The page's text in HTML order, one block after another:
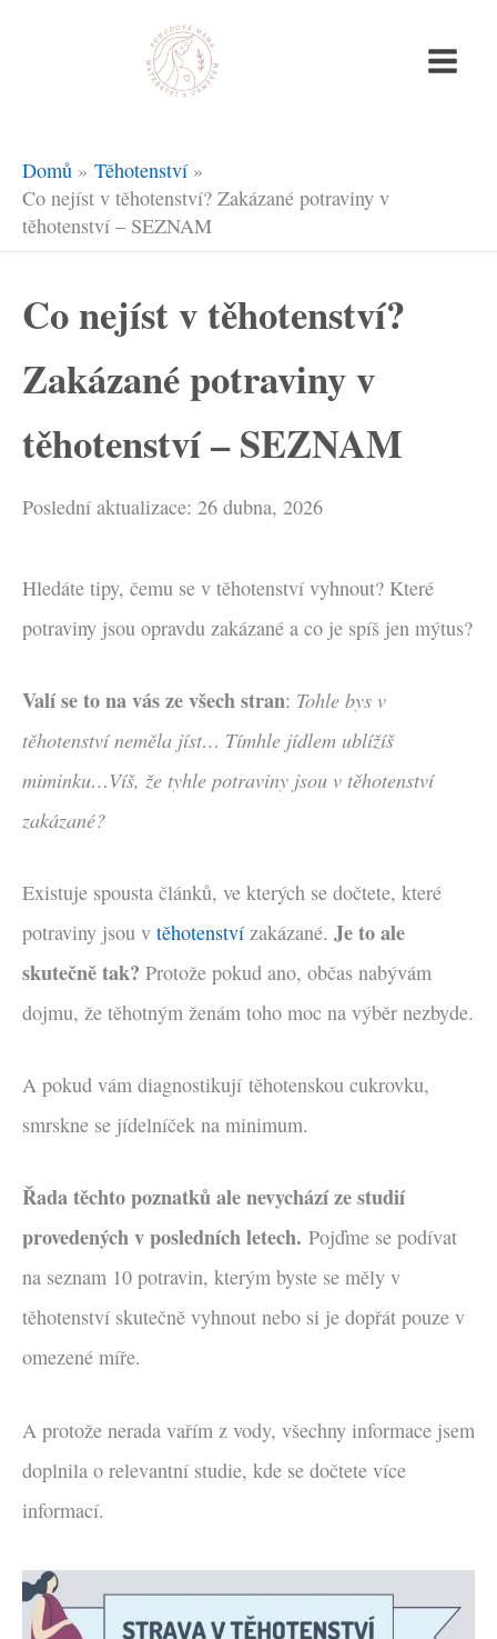
Domů
Těhotenství
Co nejíst v těhotenství? Zakázané potraviny v
těhotenství – SEZNAM
Co nejíst v těhotenství?
Zakázané potraviny v
těhotenství – SEZNAM
Poslední aktualizace: 26 dubna, 2026
Hledáte tipy, čemu se v těhotenství vyhnout? Které
potraviny jsou opravdu zakázané a co je spíš jen mýtus?
Valí se to na vás ze všech stran: Tohle bys v
těhotenství neměla jíst… Tímhle jídlem ublížíš
miminku…Víš, že tyhle potraviny jsou v těhotenství
zakázané?
Existuje spousta článků, ve kterých se dočtete, které
potraviny jsou v těhotenstvízakázané. Je to ale
skutečně tak? Protože pokud ano, občas nabývám
dojmu, že těhotným ženám toho moc na výběr nezbyde.
A pokud vám diagnostikují těhotenskou cukrovku,
smrskne se jídelníček na minimum.
Řada těchto poznatků ale nevychází ze studií
provedených v posledních letech. Pojďme se podívat
na seznam 10 potravin, kterým byste se měly v
těhotenství skutečně vyhnout nebo si je dopřát pouze v
omezené míře.
A protože nerada vařím z vody, všechny informace jsem
doplnila o relevantní studie, kde se dočtete více
informací.